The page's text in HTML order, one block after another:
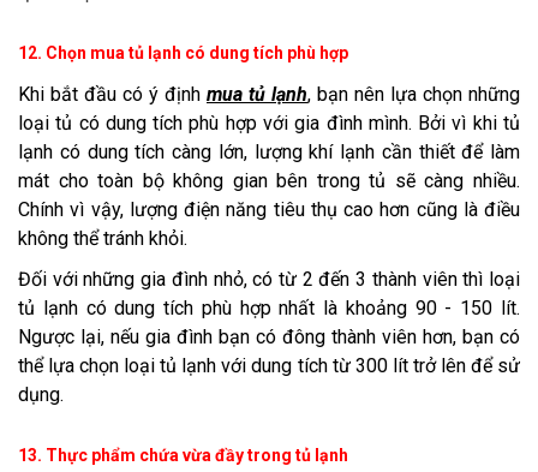
12. Chọn mua tủ lạnh có dung tích phù hợp
Khi bắt đầu có ý định mua tủ lạnh, bạn nên lựa chọn những
loại tủ có dung tích phù hợp với gia đình mình. Bởi vì khi tủ
lạnh có dung tích càng lớn, lượng khí lạnh cần thiết để làm
mát cho toàn bộ không gian bên trong tủ sẽ càng nhiều.
Chính vì vậy, lượng điện năng tiêu thụ cao hơn cũng là điều
không thể tránh khỏi.
Đối với những gia đình nhỏ, có từ 2 đến 3 thành viên thì loại
tủ lạnh có dung tích phù hợp nhất là khoảng 90 - 150 lít.
Ngược lại, nếu gia đình bạn có đông thành viên hơn, bạn có
thể lựa chọn loại tủ lạnh với dung tích từ 300 lít trở lên để sử
dụng.
13. Thực phẩm chứa vừa đầy trong tủ lạnh